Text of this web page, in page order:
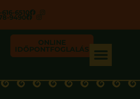
6510
9490
ONLINE
IDŐPONTFOGLALÁS